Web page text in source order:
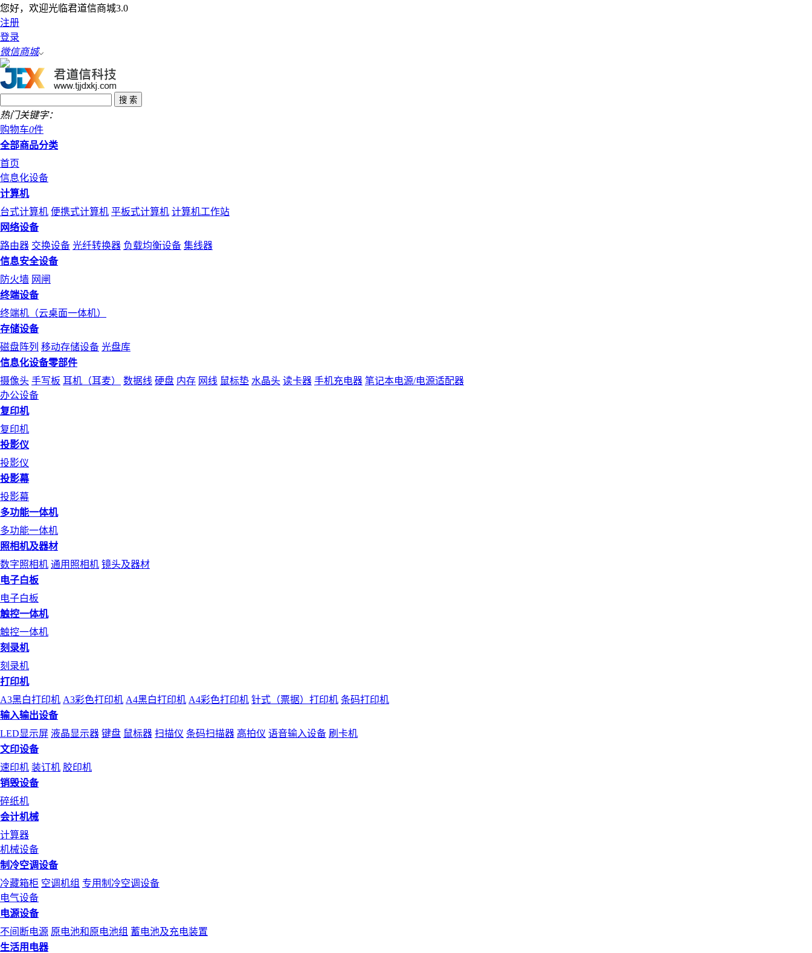
您好，欢迎光临君道信商城3.0
注册
登录
微信商城
热门关键字：
购物车0件
全部商品分类
首页
信息化设备
计算机
台式计算机 便携式计算机 平板式计算机 计算机工作站
网络设备
路由器 交换设备 光纤转换器 负载均衡设备 集线器
信息安全设备
防火墙 网闸
终端设备
终端机（云桌面一体机）
存储设备
磁盘阵列 移动存储设备 光盘库
信息化设备零部件
摄像头 手写板 耳机（耳麦） 数据线 硬盘 内存 网线 鼠标垫 水晶头 读卡器 手机充电器 笔记本电源/电源适配器
办公设备
复印机
复印机
投影仪
投影仪
投影幕
投影幕
多功能一体机
多功能一体机
照相机及器材
数字照相机 通用照相机 镜头及器材
电子白板
电子白板
触控一体机
触控一体机
刻录机
刻录机
打印机
A3黑白打印机 A3彩色打印机 A4黑白打印机 A4彩色打印机 针式（票据）打印机 条码打印机
输入输出设备
LED显示屏 液晶显示器 键盘 鼠标器 扫描仪 条码扫描器 高拍仪 语音输入设备 刷卡机
文印设备
速印机 装订机 胶印机
销毁设备
碎纸机
会计机械
计算器
机械设备
制冷空调设备
冷藏箱柜 空调机组 专用制冷空调设备
电气设备
电源设备
不间断电源 原电池和原电池组 蓄电池及充电装置
生活用电器